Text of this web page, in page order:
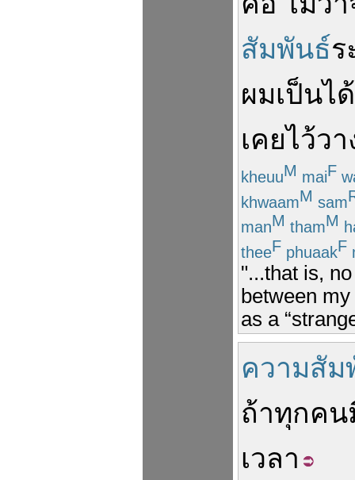
สัมพันธ์ร
ผมเป็นได้
เคยไว้วา
kheuuM maiF
khwaamM sam
manM thamM
theeF phuaakF
"...that is,
between
as a
ความสัม
ถ้าทุกคน
เวลา